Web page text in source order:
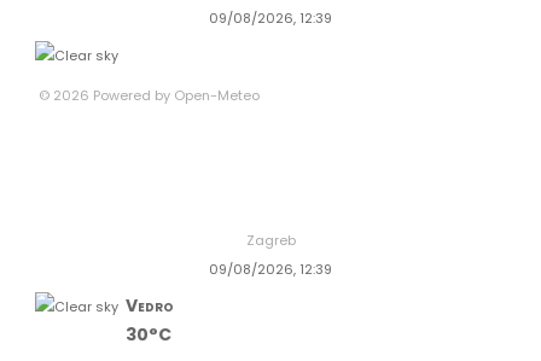
09/08/2026, 12:39
© 2026 Powered by Open-Meteo
Zagreb
09/08/2026, 12:39
Vedro
30°C